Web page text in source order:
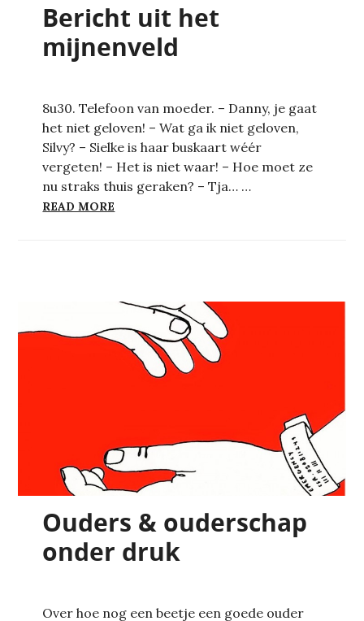
Bericht uit het
mijnenveld
8u30. Telefoon van moeder. – Danny, je gaat
het niet geloven! – Wat ga ik niet geloven,
Silvy? – Sielke is haar buskaart wéér
vergeten! – Het is niet waar! – Hoe moet ze
nu straks thuis geraken? – Tja… …
READ MORE
Ouders & ouderschap
onder druk
Over hoe nog een beetje een goede ouder